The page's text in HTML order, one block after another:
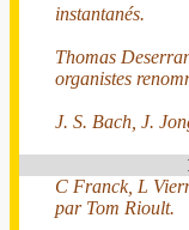
instantanés.
Thomas
organistes
J. S. Bach, J.
C Franck, L
par Tom Rioult.